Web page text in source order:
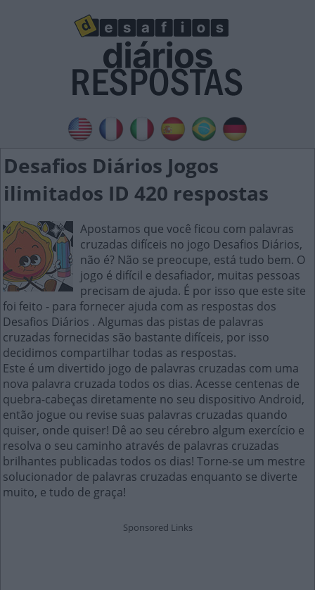
Desafios Diários Jogos
ilimitados ID 420 respostas
Apostamos que você ficou com palavras
cruzadas difíceis no jogo Desafios Diários,
não é? Não se preocupe, está tudo bem. O
jogo é difícil e desafiador, muitas pessoas
precisam de ajuda. É por isso que este site
foi feito - para fornecer ajuda com as respostas dos
Desafios Diários . Algumas das pistas de palavras
cruzadas fornecidas são bastante difíceis, por isso
decidimos compartilhar todas as respostas.
Este é um divertido jogo de palavras cruzadas com uma
nova palavra cruzada todos os dias. Acesse centenas de
quebra-cabeças diretamente no seu dispositivo Android,
então jogue ou revise suas palavras cruzadas quando
quiser, onde quiser! Dê ao seu cérebro algum exercício e
resolva o seu caminho através de palavras cruzadas
brilhantes publicadas todos os dias! Torne-se um mestre
solucionador de palavras cruzadas enquanto se diverte
muito, e tudo de graça!